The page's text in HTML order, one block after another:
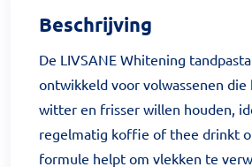
Beschrijving
De LIVSANE Whitening
ontwikkeld voor volwassenen die
witter en frisser willen houden,
regelmatig koffie of thee drinkt
formule helpt om vlekken te